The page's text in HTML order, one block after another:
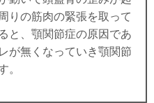
りの筋肉の緊張を取って
と、顎関節症の原因であ
が無くなっていき顎関節
。